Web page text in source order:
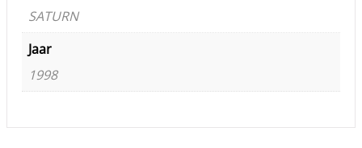
SATURN
Jaar
1998